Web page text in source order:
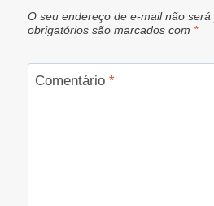
O seu endereço de e-mail não será
obrigatórios são marcados com *
Comentário *